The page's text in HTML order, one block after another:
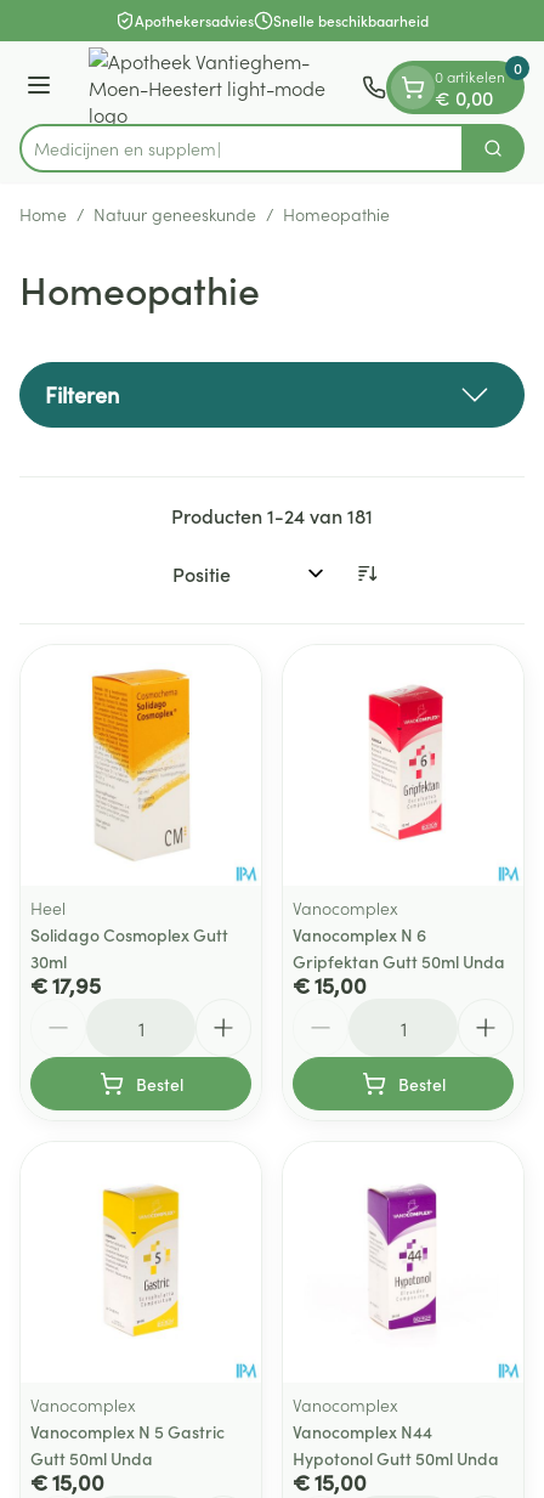
Ga naar de inhoudApothekersadvies Snelle beschikbaarheid
Menu
Product, merk, categorie...
Me Zoek
0 artikelen
€ 0,00
0
Home / Natuur geneeskunde / Homeopathie
Homeopathie
Filteren
Producten1-24van181
Sorteer op:
Heel
Solidago Cosmoplex Gutt
30ml
€ 17,95
Bestel
Vanocomplex
Vanocomplex N 6
Gripfektan Gutt 50ml Unda
€ 15,00
Bestel
Vanocomplex
Vanocomplex N 5 Gastric
Gutt 50ml Unda
€ 15,00
Vanocomplex
Vanocomplex N44
Hypotonol Gutt 50ml Unda
€ 15,00